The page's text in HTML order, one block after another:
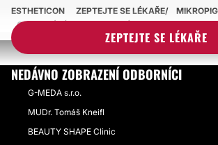
ZEPTEJTE SE LÉKAŘE
ESTHETICON ZEPTEJTE SE LÉKAŘE
OLUPOVÁNÍ PERMANENTNÍHO MAKE-UPU
NEDÁVNO ZOBRAZENÍ ODBORNÍCI
G-MEDA s.r.o.
MUDr. Tomáš Kneifl
BEAUTY SHAPE Clinic